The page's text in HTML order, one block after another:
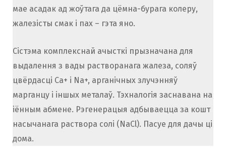
мае асадак ад жоўтага да цёмна-бурага колеру,
жалезісты смак і пах – гэта яно.
Сістэма комплекснай ачысткі прызначана для
выдалення з вады растворанага жалеза, соляў
цвёрдасці Ca+ і Na+, арганічных злучэнняў
марганцу і іншых металаў. Тэхналогія заснавана на
іённым абмене. Рэгенерацыя адбываецца за кошт
насычанага раствора солі (NaCl). Пасуе для дачы ці
дома.